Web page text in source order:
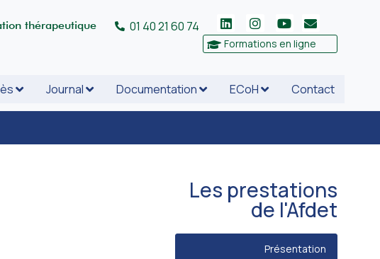
thérapeutique 01 40 21 60 74
Formations en ligne
Journal Documentation ECoH Contact
Les prestations
de l'Afdet
Présentation